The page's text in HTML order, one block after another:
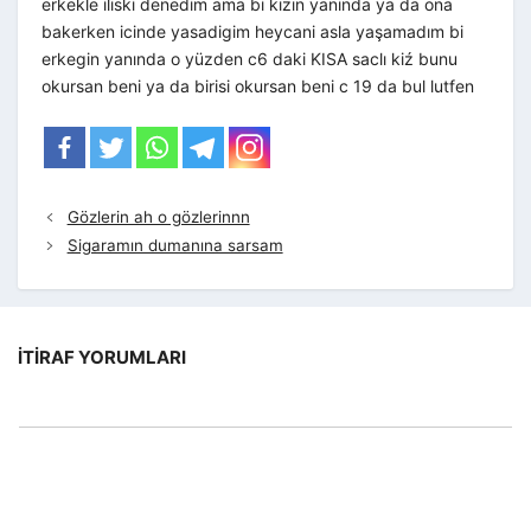
erkekle iliski denedim ama bi kızın yaninda ya da ona
bakerken icinde yasadigim heycani asla yaşamadım bi
erkegin yanında o yüzden c6 daki KISA saclı kiź bunu
okursan beni ya da birisi okursan beni c 19 da bul lutfen
Gözlerin ah o gözlerinnn
Sigaramın dumanına sarsam
İTIRAF YORUMLARI